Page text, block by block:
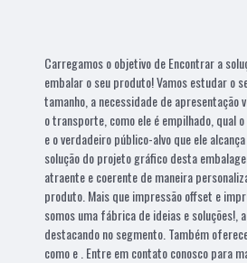
Carregamos o objetivo de Encontrar a
embalar o seu produto! Vamos estudar o
tamanho, a necessidade de apresentação
o transporte, como ele é empilhado, qual
e o verdadeiro público-alvo que ele
solução do projeto gráfico desta
atraente e coerente de maneira
produto. Mais que impressão offset e
somos uma fábrica de ideias e soluções!,
destacando no segmento. Também
como e . Entre em contato conosco para